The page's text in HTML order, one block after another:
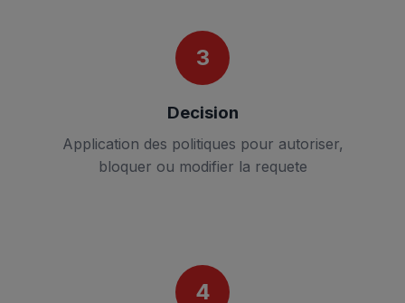
3
Decision
Application des politiques pour autoriser,
bloquer ou modifier la requete
4